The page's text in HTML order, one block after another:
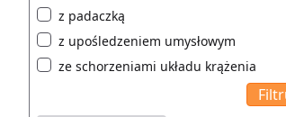
z padaczką
z upośledzeniem umysłowym
ze schorzeniami układu krążenia